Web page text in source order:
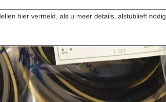
hier vermeld, als u meer details, alstublieft nodig